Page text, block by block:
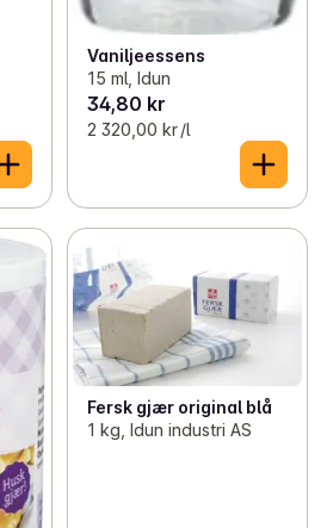
Vaniljeessens
15 ml, Idun
34,80 kr
2 320,00 kr /l
Fersk gjær original blå
1 kg, Idun industri AS